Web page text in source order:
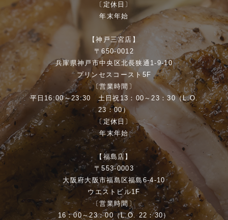
〔定休日〕
年末年始
【神戸三宮店】
〒650-0012
兵庫県神戸市中央区北長狭通1-9-10
プリンセスコースト5F
〔営業時間〕
平日16:00～23:30 土日祝13：00～23：30（L.O.
23：00）
〔定休日〕
年末年始
【福島店】
〒553-0003
大阪府大阪市福島区福島6-4-10
ウエストビル1F
〔営業時間〕
16：00～23：00（L.O. 22：30）